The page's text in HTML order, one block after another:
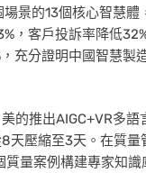
景的13個核心智慧體
，客戶投訴率降低
充分證明中國智慧製
的推出AIGC+VR多語
天壓縮至3天。在質量
量案例構建專家知識